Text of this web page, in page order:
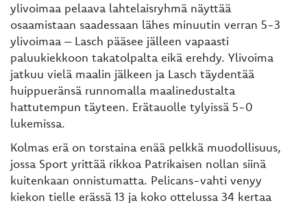
ylivoimaa pelaava lahtelaisryhmä näyttää
osaamistaan saadessaan lähes minuutin verran 5-3
ylivoimaa – Lasch pääsee jälleen vapaasti
paluukiekkoon takatolpalta eikä erehdy. Ylivoima
jatkuu vielä maalin jälkeen ja Lasch täydentää
huippueränsä runnomalla maalinedustalta
hattutempun täyteen. Erätauolle tylyissä 5-0
lukemissa.
Kolmas erä on torstaina enää pelkkä muodollisuus,
jossa Sport yrittää rikkoa Patrikaisen nollan siinä
kuitenkaan onnistumatta. Pelicans-vahti venyy
kiekon tielle erässä 13 ja koko ottelussa 34 kertaa